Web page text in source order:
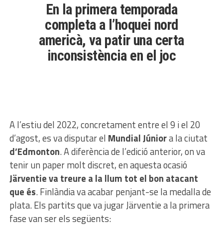
En la primera temporada
completa a l’hoquei nord
americà, va patir una certa
inconsistència en el joc
A l’estiu del 2022, concretament entre el 9 i el 20
d’agost, es va disputar el Mundial Júniora la ciutat
d’Edmonton. A diferència de l’edició anterior, on va
tenir un paper molt discret, en aquesta ocasió
Järventie va treure a la llum tot el bon atacant
que és. Finlàndia va acabar penjant-se la medalla de
plata. Els partits que va jugar Järventie a la primera
fase van ser els següents: